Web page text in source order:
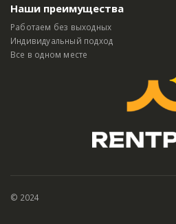
Наши преимущества
Работаем без выходных
Индивидуальный подход
Все в одном месте
© 2024